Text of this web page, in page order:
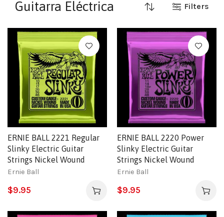
Guitarra Eléctrica Filters
ERNIE BALL 2221 Regular
Slinky Electric Guitar
Strings Nickel Wound
Ernie Ball
$9.95
ERNIE BALL 2220 Power
Slinky Electric Guitar
Strings Nickel Wound
Ernie Ball
$9.95